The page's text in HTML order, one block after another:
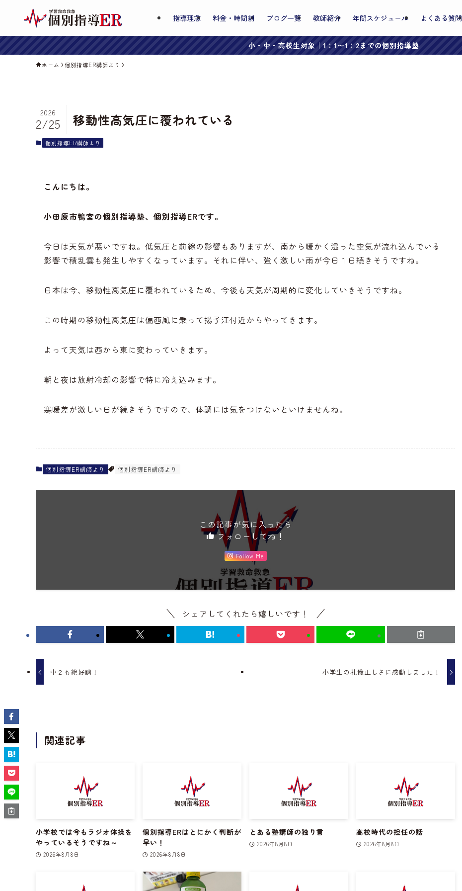
指導理念 料金・時間割 ブログ一覧 教師紹介 年間スケジュール よくある質問
小・中・高校生対象｜1：1〜1：2までの個別指導塾
ホーム 個別指導ER講師より
移動性高気圧に覆われている
2026
2/25
個別指導ER講師より
こんにちは。
小田原市鴨宮の個別指導塾、個別指導ERです。
今日は天気が悪いですね。低気圧と前線の影響もありますが、南から暖かく湿った空気が流れ込んでいる
影響で積乱雲も発生しやすくなっています。それに伴い、強く激しい雨が今日１日続きそうですね。
日本は今、移動性高気圧に覆われているため、今後も天気が周期的に変化していきそうですね。
この時期の移動性高気圧は偏西風に乗って揚子江付近からやってきます。
よって天気は西から東に変わっていきます。
朝と夜は放射冷却の影響で特に冷え込みます。
寒暖差が激しい日が続きそうですので、体調には気をつけないといけませんね。
個別指導ER講師より 個別指導ER講師より
この記事が気に入ったら
フォローしてね！
Follow Me
シェアしてくれたら嬉しいです！
中２も絶好調！ 小学生の礼儀正しさに感動しました！
関連記事
小学校では今もラジオ体操を
やっているそうですね～
2026年8月8日
個別指導ERはとにかく判断が
早い！
2026年8月8日
とある塾講師の独り言
2026年8月8日
高校時代の担任の話
2026年8月8日